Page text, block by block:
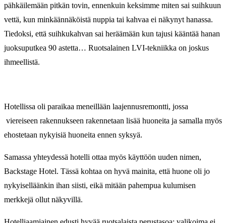
pähkäilemään pitkän tovin, ennenkuin keksimme miten sai suihkuun
vettä, kun minkäännäköistä nuppia tai kahvaa ei näkynyt hanassa.
Tiedoksi, että suihkukahvan sai heräämään kun tajusi kääntää hanan
juoksuputkea 90 astetta… Ruotsalainen LVI-tekniikka on joskus
ihmeellistä.
Hotellissa oli paraikaa meneillään laajennusremontti, jossa
viereiseen rakennukseen rakennetaan lisää huoneita ja samalla myös
ehostetaan nykyisiä huoneita ennen syksyä.
Samassa yhteydessä hotelli ottaa myös käyttöön uuden nimen,
Backstage Hotel. Tässä kohtaa on hyvä mainita, että huone oli jo
nykyiselläänkin ihan siisti, eikä mitään pahempua kulumisen
merkkejä ollut näkyvillä.